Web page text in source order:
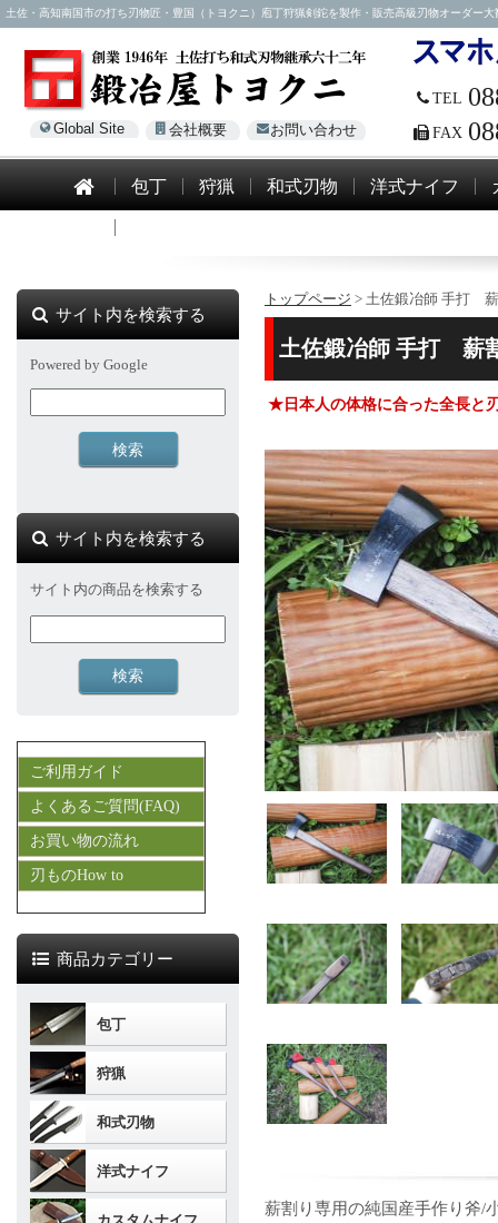
土佐・高知南国市の打ち刃物匠・豊国（トヨクニ）庖丁狩猟剣鉈を製作・販売高級刃物オーダー
Global Site 会社概要 お問い合わせ
TEL
FAX
包丁 狩猟 和式刃物 洋式ナイフ
トップページ > 土佐鍛冶師 手打
土佐鍛冶師 手打 薪
★日本人の体格に合った全長と
薪割り専用の純国産手作り斧/
サイト内を検索する
Powered by Google
サイト内を検索する
サイト内の商品を検索する
ご利用ガイド
よくあるご質問(FAQ)
お買い物の流れ
刃ものHow to
商品カテゴリー
包丁
狩猟
和式刃物
洋式ナイフ